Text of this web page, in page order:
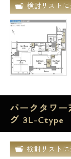
検討リスト
パークタワ
グ 3L-Ctype
検討リスト